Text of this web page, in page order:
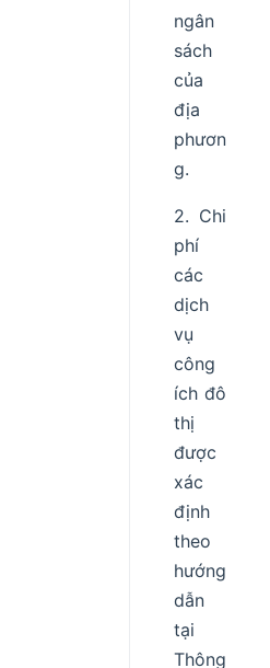
ngân
sách
của
địa
phươn
g.
2. Chi
phí
các
dịch
vụ
công
ích đô
thị
được
xác
định
theo
hướng
dẫn
tại
Thông